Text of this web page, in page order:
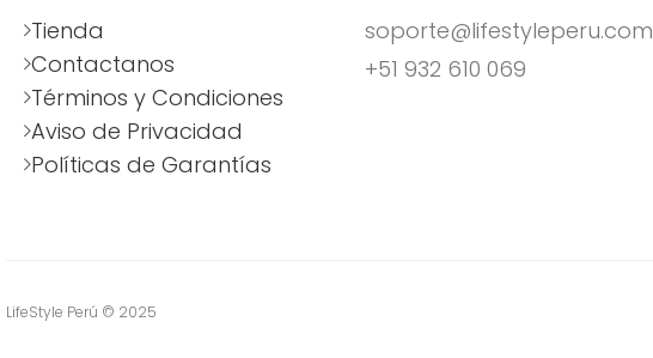
Tienda
Contactanos
Términos y Condiciones
Aviso de Privacidad
Políticas de Garantías
soporte@lifestyleperu.com
+51 932 610 069
LifeStyle Perú © 2025